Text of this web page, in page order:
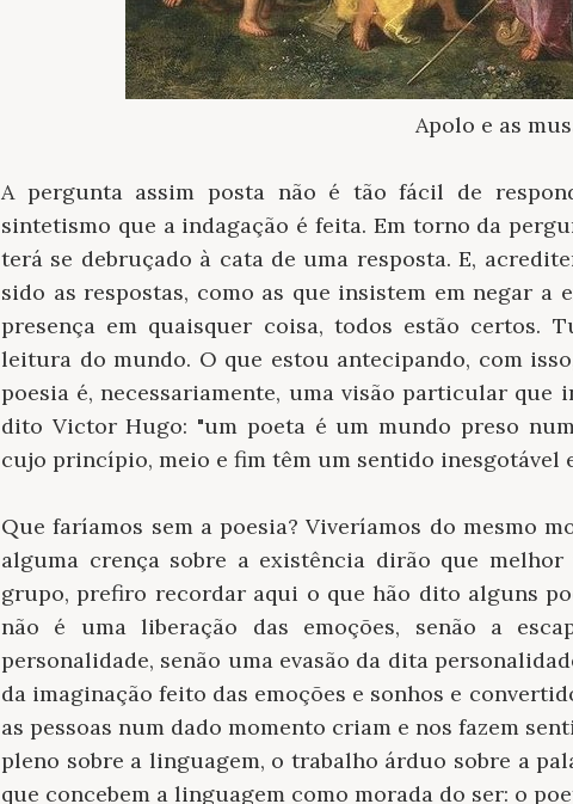
Apolo e as
A pergunta assim posta não é tão fácil de
sintetismo que a indagação é feita. Em torno da
terá se debruçado à cata de uma resposta. E,
sido as respostas, como as que insistem em negar a
presença em quaisquer coisa, todos estão certos.
leitura do mundo. O que estou antecipando, com
poesia é, necessariamente, uma visão particular
dito Victor Hugo: "um poeta é um mundo preso
cujo princípio, meio e fim têm um sentido inesgotável
Que faríamos sem a poesia? Viveríamos do mesmo
alguma crença sobre a existência dirão que
grupo, prefiro recordar aqui o que hão dito alguns
não é uma liberação das emoções, senão a
personalidade, senão uma evasão da dita
da imaginação feito das emoções e sonhos e
as pessoas num dado momento criam e nos fazem
pleno sobre a linguagem, o trabalho árduo sobre a
que concebem a linguagem como morada do ser: o